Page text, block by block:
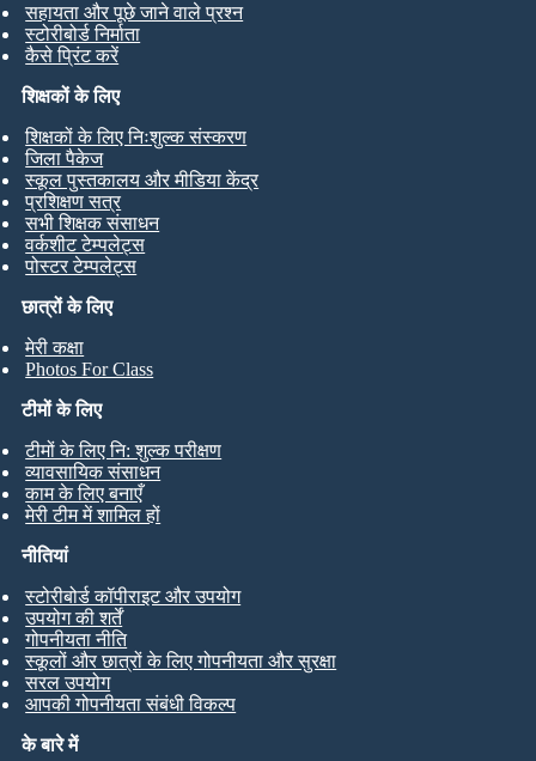
सहायता और पूछे जाने वाले प्रश्न
स्टोरीबोर्ड निर्माता
कैसे प्रिंट करें
छात्रों के लिए
मेरी कक्षा
Photos For Class
शिक्षकों के लिए
शिक्षकों के लिए निःशुल्क संस्करण
जिला पैकेज
स्कूल पुस्तकालय और मीडिया केंद्र
प्रशिक्षण सत्र
सभी शिक्षक संसाधन
वर्कशीट टेम्पलेट्स
पोस्टर टेम्पलेट्स
टीमों के लिए
टीमों के लिए नि: शुल्क परीक्षण
व्यावसायिक संसाधन
काम के लिए बनाएँ
मेरी टीम में शामिल हों
के बारे में
नीतियां
स्टोरीबोर्ड कॉपीराइट और उपयोग
उपयोग की शर्तें
गोपनीयता नीति
स्कूलों और छात्रों के लिए गोपनीयता और सुरक्षा
सरल उपयोग
आपकी गोपनीयता संबंधी विकल्प